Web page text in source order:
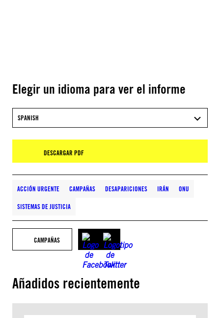
Elegir un idioma para ver el informe
SPANISH
DESCARGAR PDF
ACCIÓN URGENTE CAMPAÑAS DESAPARICIONES IRÁN ONU
SISTEMAS DE JUSTICIA
CAMPAÑAS
Añadidos recientemente